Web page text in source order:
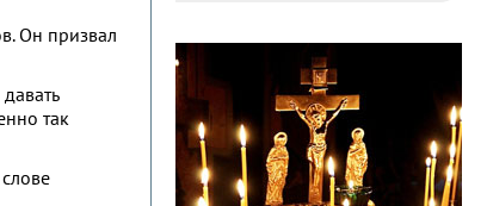
Он призвал
так